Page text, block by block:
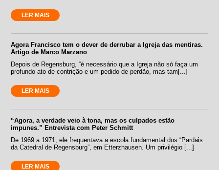
LER MAIS
Agora Francisco tem o dever de derrubar a Igreja das mentiras.
Artigo de Marco Marzano
Depois de Regensburg, “é necessário que a Igreja não só faça um
profundo ato de contrição e um pedido de perdão, mas tam[...]
LER MAIS
“Agora, a verdade veio à tona, mas os culpados estão
impunes.” Entrevista com Peter Schmitt
De 1969 a 1971, ele frequentava a escola fundamental dos “Pardais
da Catedral de Regensburg”, em Etterzhausen. Um privilégio [...]
LER MAIS